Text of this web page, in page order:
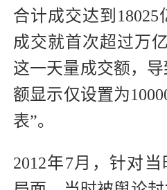
合计成交达到
成交就首次超过万
这一天量成交额，
额显示仅设置为
表”。
2012年7月，针对